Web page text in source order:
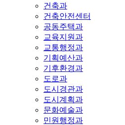
건축과
건축안전센터
공동주택과
교육지원과
교통행정과
기획예산과
기후환경과
도로과
도시경관과
도시계획과
문화예술과
민원행정과